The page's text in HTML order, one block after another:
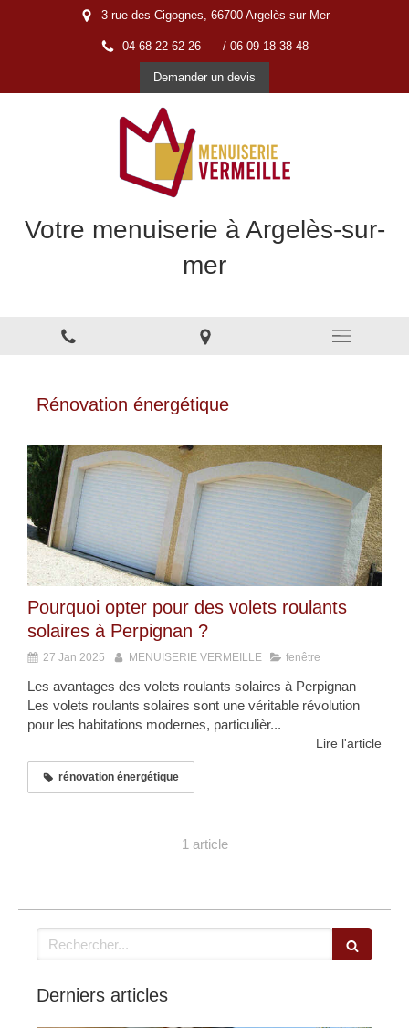
3 rue des Cigognes, 66700 Argelès-sur-Mer
04 68 22 62 26 / 06 09 18 38 48
Demander un devis
Votre menuiserie à Argelès-sur-
mer
Rénovation énergétique
Pourquoi opter pour des volets roulants
solaires à Perpignan ?
27 Jan 2025 MENUISERIE VERMEILLE fenêtre
Les avantages des volets roulants solaires à Perpignan
Les volets roulants solaires sont une véritable révolution
pour les habitations modernes, particulièr...
Lire l'article
rénovation énergétique
1 article
Rechercher
Derniers articles